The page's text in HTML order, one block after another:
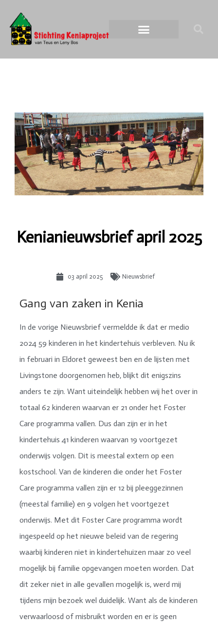
Kenianieuwsbrief april 2025
03 april 2025 Nieuwsbrief
Gang van zaken in Kenia
In de vorige Nieuwsbrief vermeldde ik dat er medio
2024 59 kinderen in het kindertehuis verbleven. Nu ik
in februari in Eldoret geweest ben en de lijsten met
Livingstone doorgenomen heb, blijkt dit enigszins
anders te zijn. Want uiteindelijk hebben wij het over in
totaal 62 kinderen waarvan er 21 onder het Foster
Care programma vallen. Dus dan zijn er in het
kindertehuis 41 kinderen waarvan 19 voortgezet
onderwijs volgen. Dit is meestal extern op een
kostschool. Van de kinderen die onder het Foster
Care programma vallen zijn er 12 bij pleeggezinnen
(meestal familie) en 9 volgen het voortgezet
onderwijs. Met dit Foster Care programma wordt
ingespeeld op het nieuwe beleid van de regering
waarbij kinderen niet in kindertehuizen maar zo veel
mogelijk bij familie opgevangen moeten worden. Dat
dit zeker niet in alle gevallen mogelijk is, werd mij
tijdens mijn bezoek wel duidelijk. Want als de kinderen
verwaarloosd of misbruikt worden en er is geen